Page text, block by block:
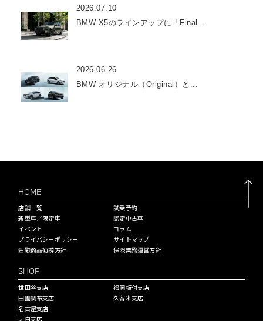
2026.07.10
BMW X5のラインアップに「Final...
2026.06.26
BMW オリジナル（Original）と...
HOME
店舗一覧
新型車／限定車
イベント
プライバシーポリシー
金融商品勧誘方針
試乗予約
認定中古車
コラム
サイトマップ
保険業務運営方針
SHOP
世田谷支店
田園調布支店
名古屋支店
天白支店
福岡板付支店
久留米支店